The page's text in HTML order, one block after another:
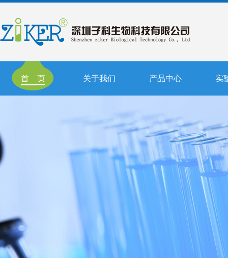
首 页 关于我们 产品中心 实